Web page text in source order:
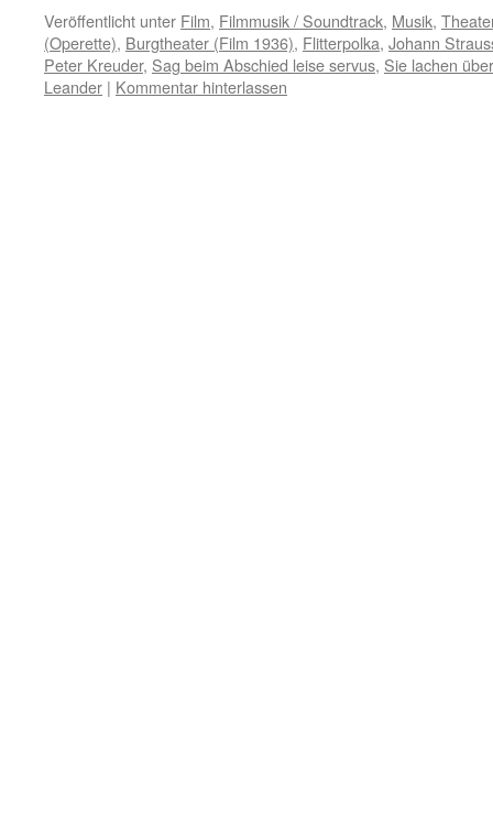
Veröffentlicht unter Film, Filmmusik / Soundtrack, Musik,
(Operette), Burgtheater (Film 1936), Flitterpolka, Johann
Peter Kreuder, Sag beim Abschied leise servus, Sie lachen
Leander | Kommentar hinterlassen